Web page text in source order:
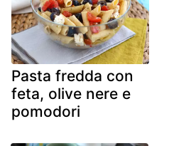
Pasta fredda con
feta, olive nere e
pomodori